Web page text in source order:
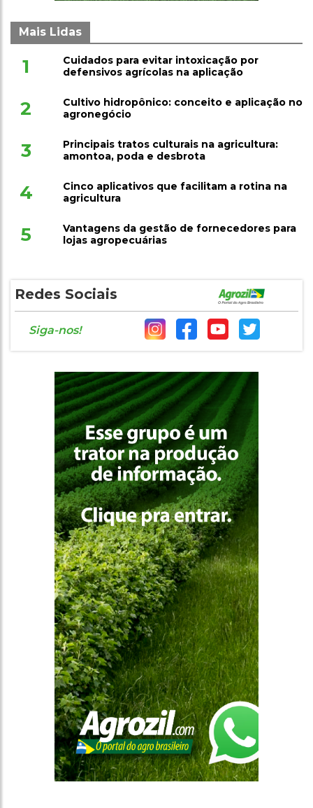
Mais Lidas
1
Cuidados para evitar intoxicação por
defensivos agrícolas na aplicação
2
Cultivo hidropônico: conceito e aplicação no
agronegócio
3
Principais tratos culturais na agricultura:
amontoa, poda e desbrota
4
Cinco aplicativos que facilitam a rotina na
agricultura
5
Vantagens da gestão de fornecedores para
lojas agropecuárias
Redes Sociais
Siga-nos!